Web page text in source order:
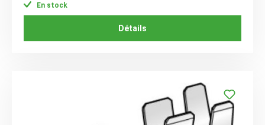
En stock
Détails